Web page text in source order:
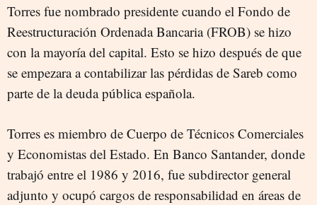
Torres fue nombrado presidente cuando el Fondo de
Reestructuración Ordenada Bancaria (FROB) se hizo
con la mayoría del capital. Esto se hizo después de que
se empezara a contabilizar las pérdidas de Sareb como
parte de la deuda pública española.
Torres es miembro de Cuerpo de Técnicos Comerciales
y Economistas del Estado. En Banco Santander, donde
trabajó entre el 1986 y 2016, fue subdirector general
adjunto y ocupó cargos de responsabilidad en áreas de